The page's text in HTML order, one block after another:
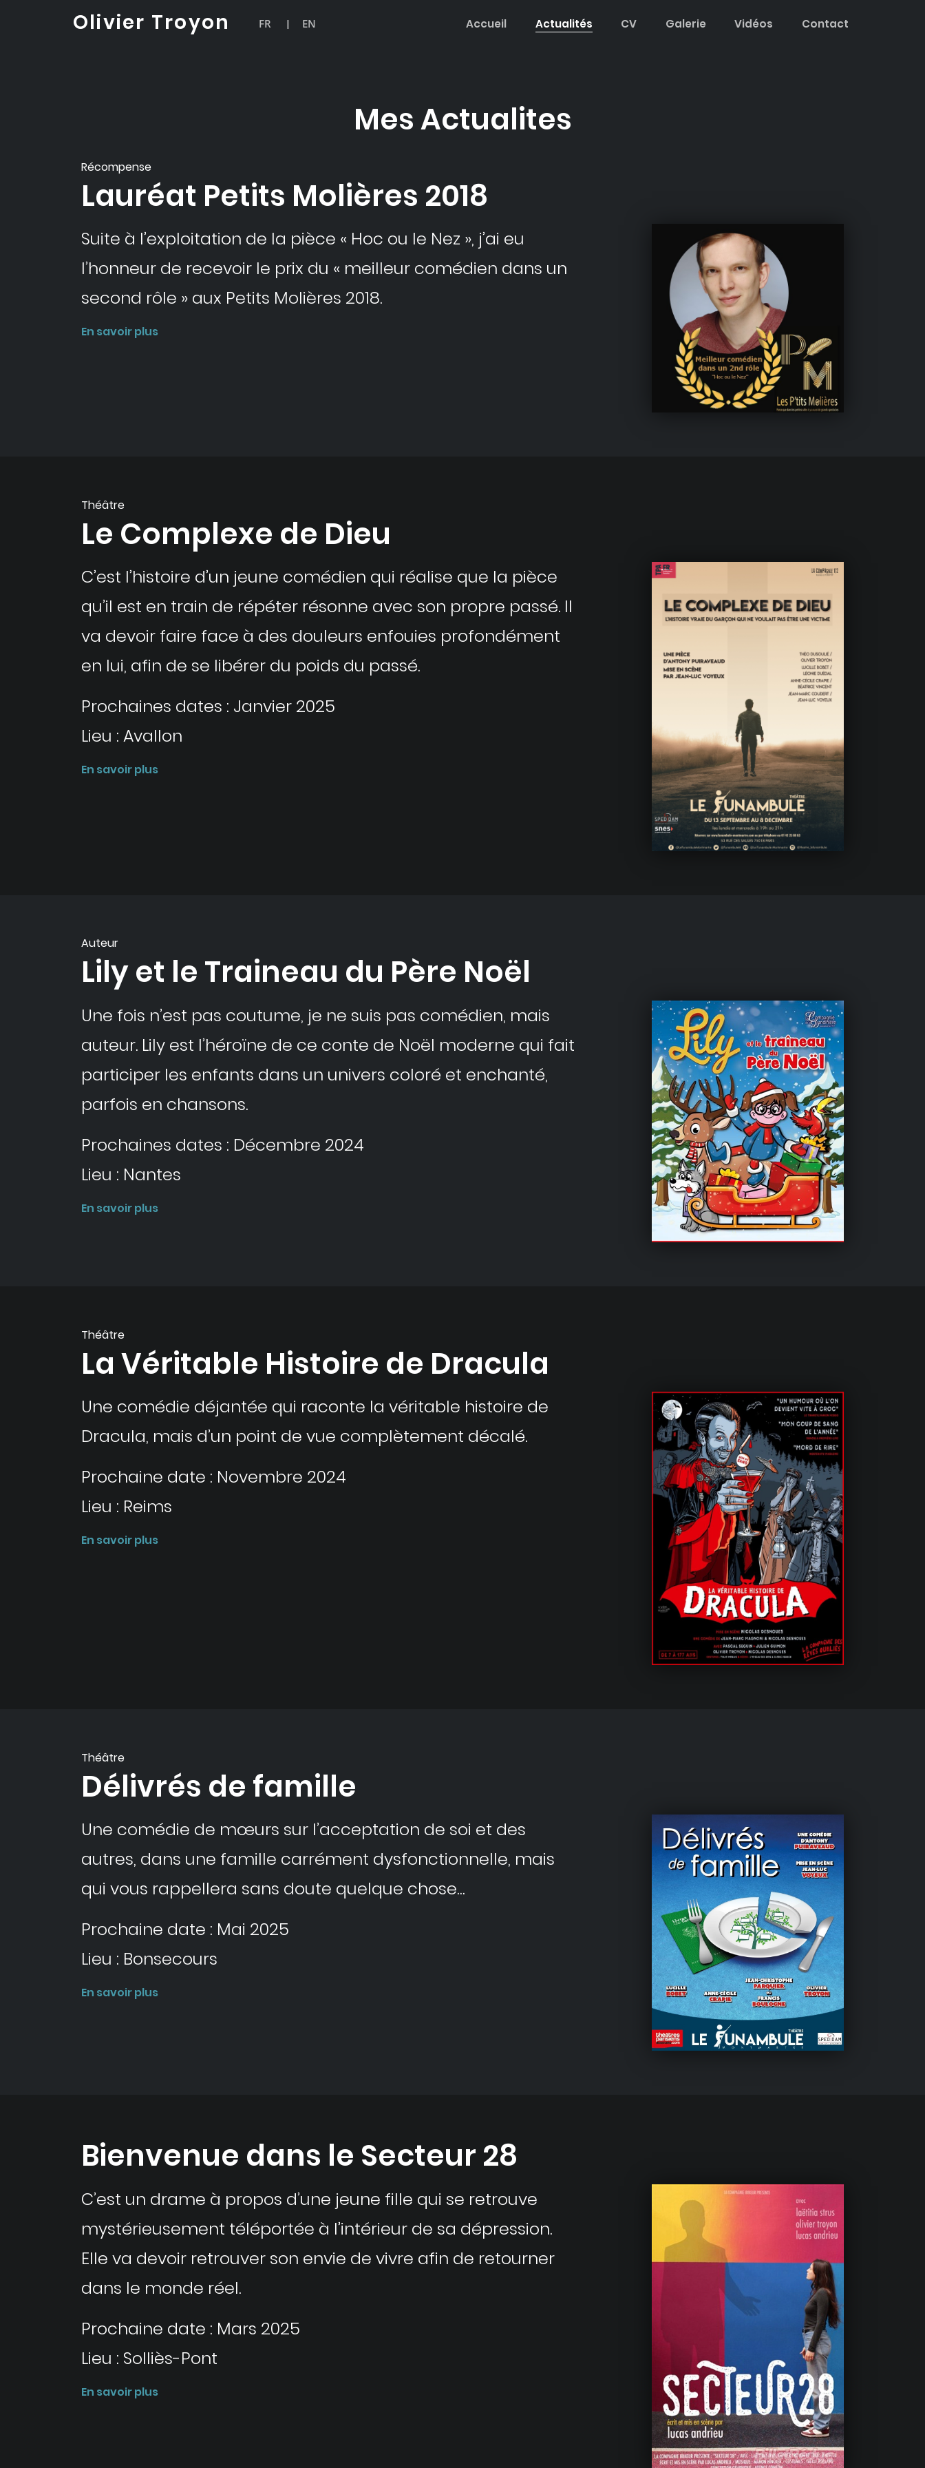
Olivier Troyon Accueil Actualités CV Galerie Vidéos Contact
FR | EN
Mes Actualites
Récompense
Lauréat Petits Molières 2018
Suite à l’exploitation de la pièce « Hoc ou le Nez », j’ai eu
l’honneur de recevoir le prix du « meilleur comédien dans un
second rôle » aux Petits Molières 2018.
En savoir plus
Théâtre
Le Complexe de Dieu
C’est l’histoire d’un jeune comédien qui réalise que la pièce
qu’il est en train de répéter résonne avec son propre passé. Il
va devoir faire face à des douleurs enfouies profondément
en lui, afin de se libérer du poids du passé.
Prochaines dates : Janvier 2025
Lieu : Avallon
En savoir plus
Auteur
Lily et le Traineau du Père Noël
Une fois n’est pas coutume, je ne suis pas comédien, mais
auteur. Lily est l’héroïne de ce conte de Noël moderne qui fait
participer les enfants dans un univers coloré et enchanté,
parfois en chansons.
Prochaines dates : Décembre 2024
Lieu : Nantes
En savoir plus
Théâtre
La Véritable Histoire de Dracula
Une comédie déjantée qui raconte la véritable histoire de
Dracula, mais d’un point de vue complètement décalé.
Prochaine date : Novembre 2024
Lieu : Reims
En savoir plus
Théâtre
Délivrés de famille
Une comédie de mœurs sur l’acceptation de soi et des
autres, dans une famille carrément dysfonctionnelle, mais
qui vous rappellera sans doute quelque chose…
Prochaine date : Mai 2025
Lieu : Bonsecours
En savoir plus
Bienvenue dans le Secteur 28
C’est un drame à propos d’une jeune fille qui se retrouve
mystérieusement téléportée à l’intérieur de sa dépression.
Elle va devoir retrouver son envie de vivre afin de retourner
dans le monde réel.
Prochaine date : Mars 2025
Lieu : Solliès-Pont
En savoir plus